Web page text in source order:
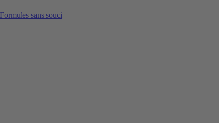
Formules sans souci